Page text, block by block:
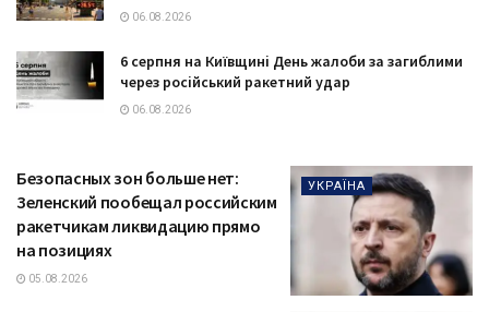
06.08.2026
6 серпня на Київщині День жалоби за загиблими
через російський ракетний удар
06.08.2026
УКРАЇНА
Безопасных зон больше нет:
Зеленский пообещал российским
ракетчикам ликвидацию прямо
на позициях
05.08.2026